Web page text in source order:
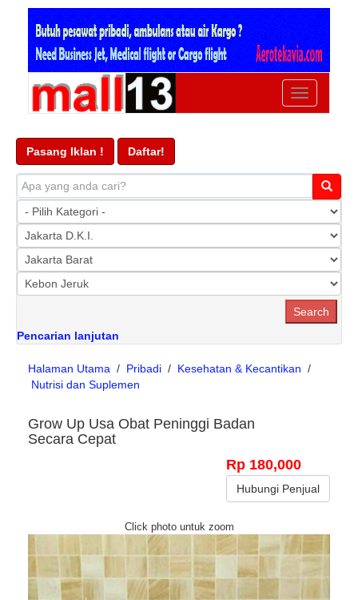
Ubah
navigasi
Pasang Iklan ! Daftar!
Pencarian lanjutan
Halaman Utama / Pribadi / Kesehatan & Kecantikan /
Nutrisi dan Suplemen
Grow Up Usa Obat Peninggi Badan
Secara Cepat
Rp 180,000
Hubungi Penjual
Click photo untuk zoom